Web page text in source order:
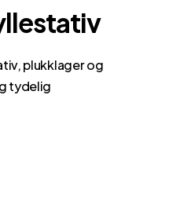
plukklager og
tydelig